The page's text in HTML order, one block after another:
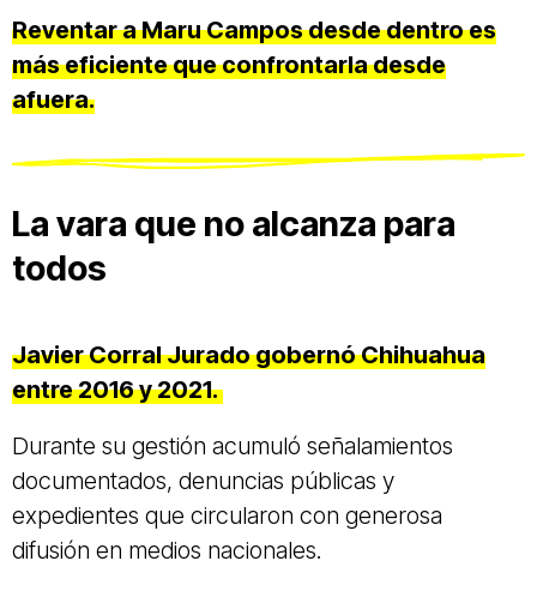
Reventar a Maru Campos desde dentro es
más eficiente que confrontarla desde
afuera.
La vara que no alcanza para
todos
Javier Corral Jurado gobernó Chihuahua
entre 2016 y 2021.
Durante su gestión acumuló señalamientos
documentados, denuncias públicas y
expedientes que circularon con generosa
difusión en medios nacionales.